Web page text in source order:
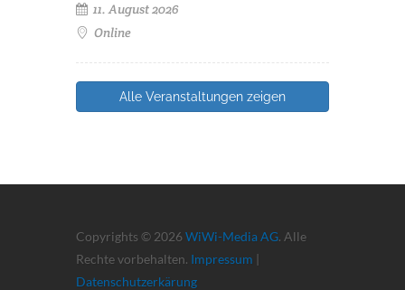
11. August 2026
Online
Alle Veranstaltungen zeigen
Copyrights © 2026 WiWi-Media AG. Alle
Rechte vorbehalten. Impressum |
Datenschutzerkärung